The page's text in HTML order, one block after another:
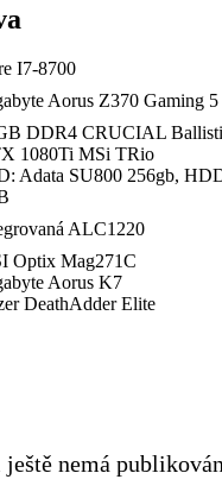
I7-8700
Aorus Z370 Gaming 5
DDR4 CRUCIAL
1080Ti MSi TRio
Adata SU800 256gb,
ALC1220
Optix Mag271C
Aorus K7
DeathAdder Elite
nemá